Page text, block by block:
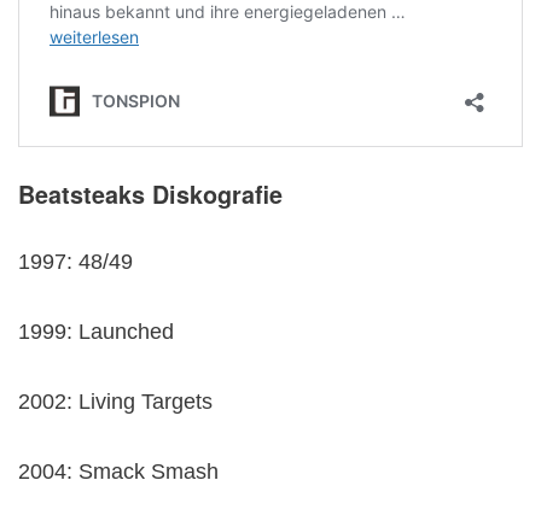
Beatsteaks Diskografie
1997: 48/49
1999: Launched
2002: Living Targets
2004: Smack Smash